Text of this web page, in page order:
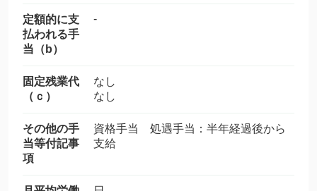
定額的に支
払われる手
当（b）
-
固定残業代
（ｃ）
なし
なし
その他の手
当等付記事
項
資格手当 処遇手当：半年経過後から
支給